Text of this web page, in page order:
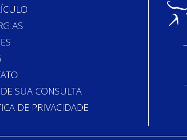
SUA CONSULTA
DE PRIVACIDADE